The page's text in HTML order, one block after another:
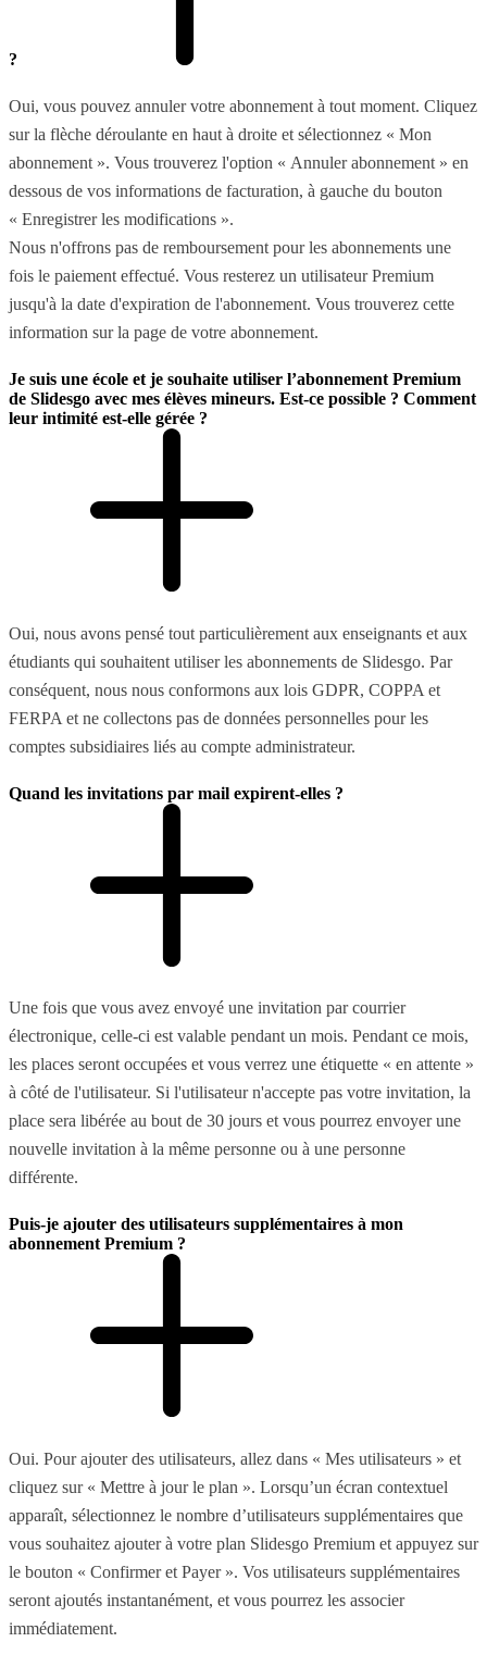
?
Oui, vous pouvez annuler votre abonnement à tout moment. Cliquez
sur la flèche déroulante en haut à droite et sélectionnez « Mon
abonnement ». Vous trouverez l'option « Annuler abonnement » en
dessous de vos informations de facturation, à gauche du bouton
« Enregistrer les modifications ».
Nous n'offrons pas de remboursement pour les abonnements une
fois le paiement effectué. Vous resterez un utilisateur Premium
jusqu'à la date d'expiration de l'abonnement. Vous trouverez cette
information sur la page de votre abonnement.
Je suis une école et je souhaite utiliser l’abonnement Premium
de Slidesgo avec mes élèves mineurs. Est-ce possible ? Comment
leur intimité est-elle gérée ?
Oui, nous avons pensé tout particulièrement aux enseignants et aux
étudiants qui souhaitent utiliser les abonnements de Slidesgo. Par
conséquent, nous nous conformons aux lois GDPR, COPPA et
FERPA et ne collectons pas de données personnelles pour les
comptes subsidiaires liés au compte administrateur.
Quand les invitations par mail expirent-elles ?
Une fois que vous avez envoyé une invitation par courrier
électronique, celle-ci est valable pendant un mois. Pendant ce mois,
les places seront occupées et vous verrez une étiquette « en attente »
à côté de l'utilisateur. Si l'utilisateur n'accepte pas votre invitation, la
place sera libérée au bout de 30 jours et vous pourrez envoyer une
nouvelle invitation à la même personne ou à une personne
différente.
Puis-je ajouter des utilisateurs supplémentaires à mon
abonnement Premium ?
Oui. Pour ajouter des utilisateurs, allez dans « Mes utilisateurs » et
cliquez sur « Mettre à jour le plan ». Lorsqu’un écran contextuel
apparaît, sélectionnez le nombre d’utilisateurs supplémentaires que
vous souhaitez ajouter à votre plan Slidesgo Premium et appuyez sur
le bouton « Confirmer et Payer ». Vos utilisateurs supplémentaires
seront ajoutés instantanément, et vous pourrez les associer
immédiatement.